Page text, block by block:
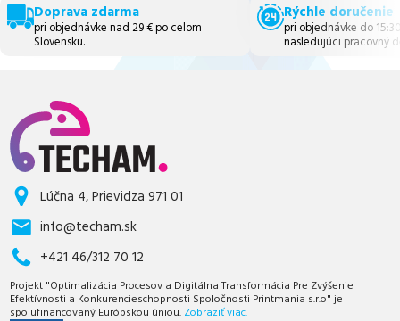
Doprava zdarma
pri objednávke nad 29 € po celom
Slovensku.
Rýchle doručenie
pri objednávke do
nasledujúci pracovný
Lúčna 4, Prievidza 971 01
info@techam.sk
+421 46/312 70 12
Projekt "Optimalizácia Procesov a Digitálna Transformácia Pre Zvýšenie
Efektívnosti a Konkurencieschopnosti Spoločnosti Printmania s.r.o" je
spolufinancovaný Európskou úniou. Zobraziť viac.